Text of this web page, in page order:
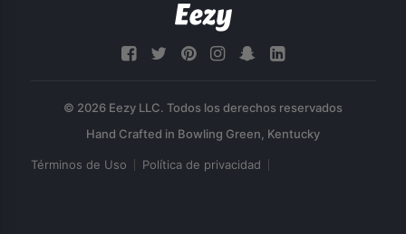
© 2026 Eezy LLC. Todos los derechos reservados
Términos de Uso Política de privacidad